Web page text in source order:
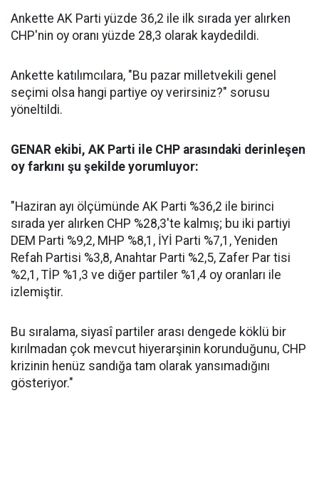
Ankette AK Parti yüzde 36,2 ile ilk sırada yer alırken
CHP'nin oy oranı yüzde 28,3 olarak kaydedildi.
Ankette katılımcılara, "Bu pazar milletvekili genel
seçimi olsa hangi partiye oy verirsiniz?" sorusu
yöneltildi.
GENAR ekibi, AK Parti ile CHP arasındaki derinleşen
oy farkını şu şekilde yorumluyor:
"Haziran ayı ölçümünde AK Parti %36,2 ile birinci
sırada yer alırken CHP %28,3'te kalmış; bu iki partiyi
DEM Parti %9,2, MHP %8,1, İYİ Parti %7,1, Yeniden
Refah Partisi %3,8, Anahtar Parti %2,5, Zafer Par tisi
%2,1, TİP %1,3 ve diğer partiler %1,4 oy oranları ile
izlemiştir.
Bu sıralama, siyasî partiler arası dengede köklü bir
kırılmadan çok mevcut hiyerarşinin korunduğunu, CHP
krizinin henüz sandığa tam olarak yansımadığını
gösteriyor."